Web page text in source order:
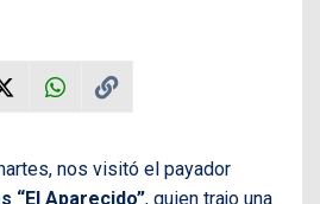
nos visitó el payador
“El Aparecido”, quien trajo una